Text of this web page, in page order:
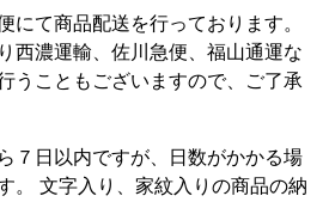
にて商品配送を行っております。
西濃運輸、佐川急便、福山通運な
うこともございますので、ご了承
７日以内ですが、日数がかかる場
。 文字入り、家紋入りの商品の納